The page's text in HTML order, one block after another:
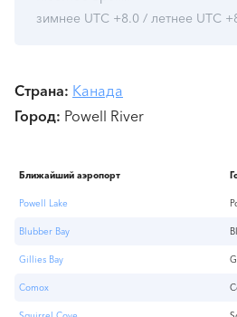
зимнее UTC +8.0 / летнее UTC
Страна Канада
Город Powell River
Ближайший аэропорт
Powell Lake
Blubber Bay
Gillies Bay
Comox